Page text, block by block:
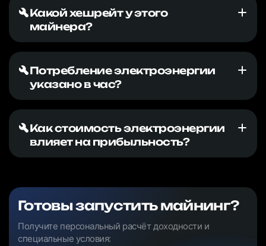
Какой хешрейт у этого
майнера?
Потребление электроэнергии
указано в час?
Как стоимость электроэнергии
влияет на прибыльность?
Готовы запустить майнинг?
Получите персональный расчёт доходности и
специальные условия: